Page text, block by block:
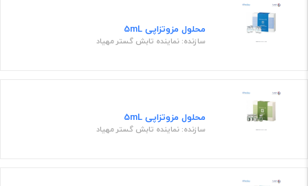
محلول مزوتزاپی 5mL
سازنده: نماینده تابش گستر مهیاد
محلول مزوتزاپی 5mL
سازنده: نماینده تابش گستر مهیاد